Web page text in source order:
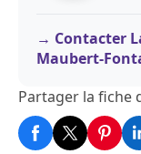
Contacter
Maubert-
Partager la fiche